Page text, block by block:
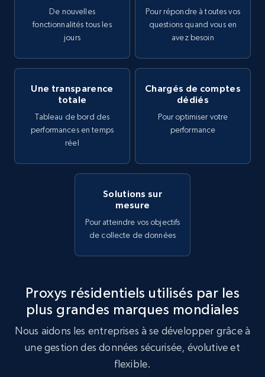
De nouvelles
fonctionnalités tous les
jours
Pour répondre à toutes vos
questions quand vous en
avez besoin
Une transparence
totale
Tableau de bord des
performances en temps
réel
Chargés de comptes
dédiés
Pour optimiser votre
performance
Solutions sur
mesure
Pour atteindre vos objectifs
de collecte de données
Proxys résidentiels utilisés par les
plus grandes marques mondiales
Nous aidons les entreprises à se développer grâce à
une gestion des données sécurisée, évolutive et
flexible.